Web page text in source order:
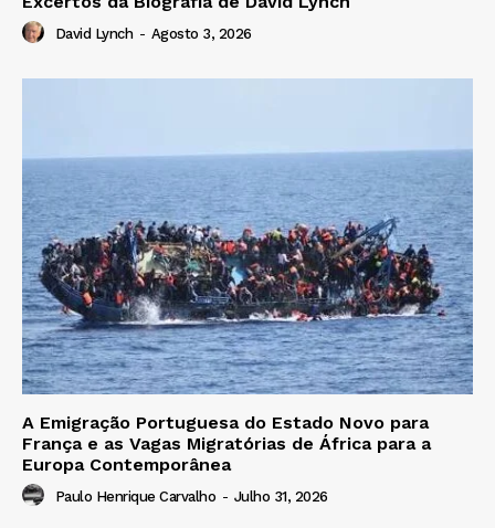
David Lynch - Agosto 3, 2026
A Emigração Portuguesa do Estado Novo para
França e as Vagas Migratórias de África para a
Europa Contemporânea
Paulo Henrique Carvalho - Julho 31, 2026